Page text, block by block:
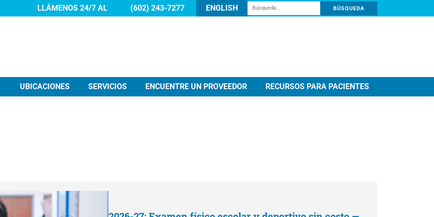
LLÁMENOS 24/7 AL (602) 243-7277 ENGLISH Buscar:
UBICACIONES SERVICIOS ENCUENTRE UN PROVEEDOR RECURSOS PARA PACIENTES